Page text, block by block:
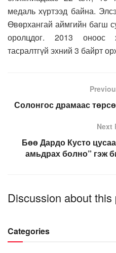
медаль хүртээд байна.
Өвөрхангай аймгийн багш
оролцдог. 2013 оноос
тасралтгүй эхний 3 байрт
Солонгос драмаас
Next
Бөө Дардо Кусто
амьдрах болно” гэж
Discussion about this
Categories